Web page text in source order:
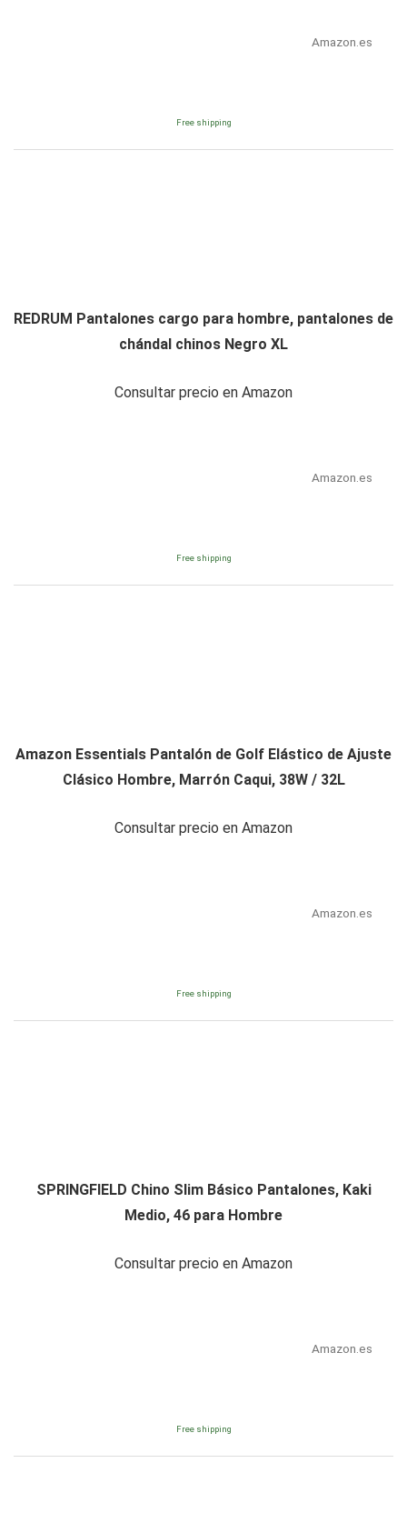
Amazon.es
Free shipping
REDRUM Pantalones cargo para hombre, pantalones de
chándal chinos Negro XL
Consultar precio en Amazon
Amazon.es
Free shipping
Amazon Essentials Pantalón de Golf Elástico de Ajuste
Clásico Hombre, Marrón Caqui, 38W / 32L
Consultar precio en Amazon
Amazon.es
Free shipping
SPRINGFIELD Chino Slim Básico Pantalones, Kaki
Medio, 46 para Hombre
Consultar precio en Amazon
Amazon.es
Free shipping